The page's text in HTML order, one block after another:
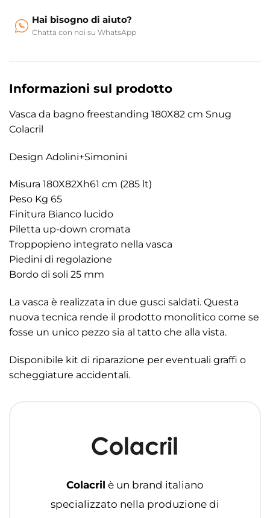
Hai bisogno di aiuto?
Chatta con noi su WhatsApp
Informazioni sul prodotto
Vasca da bagno freestanding 180X82 cm Snug
Colacril
Design Adolini+Simonini
Misura 180X82Xh61 cm (285 lt)
Peso Kg 65
Finitura Bianco lucido
Piletta up-down cromata
Troppopieno integrato nella vasca
Piedini di regolazione
Bordo di soli 25 mm
La vasca è realizzata in due gusci saldati. Questa
nuova tecnica rende il prodotto monolitico come se
fosse un unico pezzo sia al tatto che alla vista.
Disponibile kit di riparazione per eventuali graffi o
scheggiature accidentali.
Colacril è un brand italiano
specializzato nella produzione di